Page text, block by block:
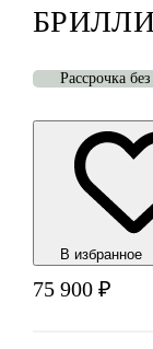
Рассрочка
В избранноe
75 900 ₽